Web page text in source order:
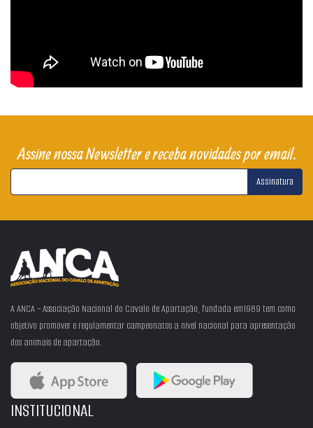
Assine nossa Newsletter e receba novidades por email.
Assinatura
A ANCA – Associação Nacional do Cavalo de Apartação, fundada em1989 tem como
objetivo promover e regulamentar campeonatos a nível nacional para apresentação
dos animais de apartação.
INSTITUCIONAL